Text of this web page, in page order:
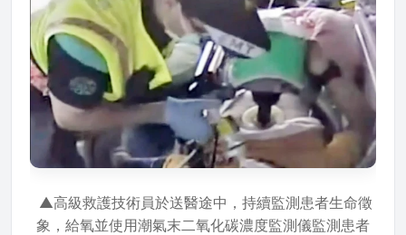
▲高級救護技術員於送醫途中，持續監測患者生命徵
象，給氧並使用潮氣末二氧化碳濃度監測儀監測患者